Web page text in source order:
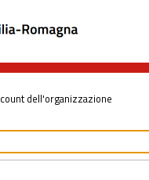
dell'organizzazione